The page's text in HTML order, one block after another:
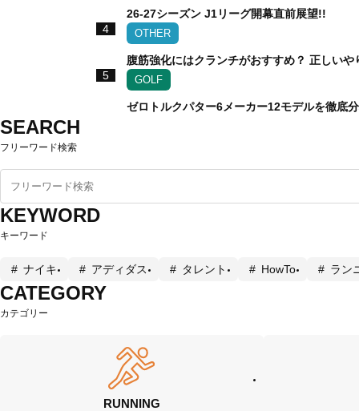
26-27シーズン J1リーグ開幕直前展望!!
4
OTHER
腹筋強化にはクランチがおすすめ？ 正しいや
5
GOLF
ゼロトルクパター6メーカー12モデルを徹底
SEARCH
フリーワード検索
KEYWORD
キーワード
ナイキ アディダス タレント HowTo ラン
CATEGORY
カテゴリー
RUNNING